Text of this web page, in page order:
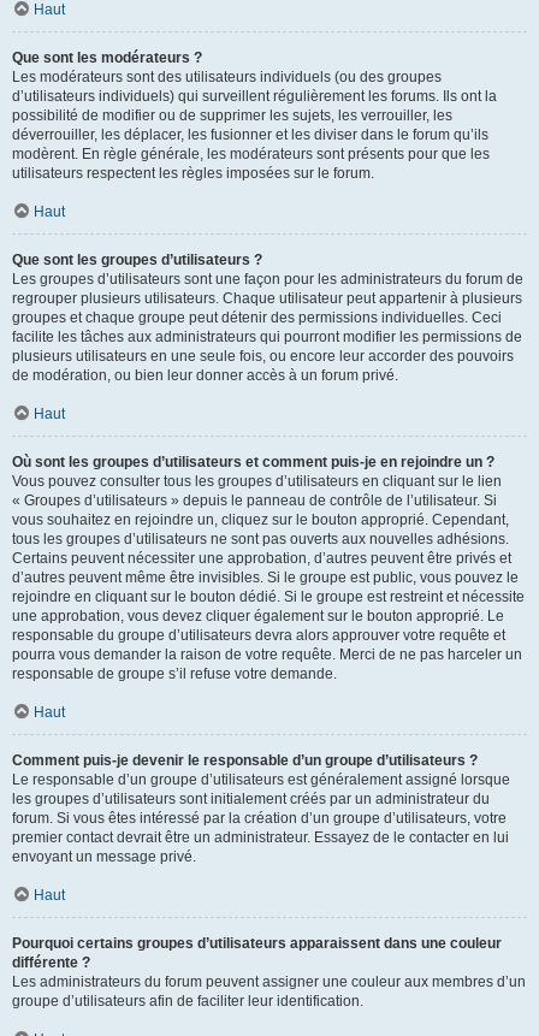
Haut
Que sont les modérateurs ?
Les modérateurs sont des utilisateurs individuels (ou des groupes
d’utilisateurs individuels) qui surveillent régulièrement les forums. Ils ont la
possibilité de modifier ou de supprimer les sujets, les verrouiller, les
déverrouiller, les déplacer, les fusionner et les diviser dans le forum qu’ils
modèrent. En règle générale, les modérateurs sont présents pour que les
utilisateurs respectent les règles imposées sur le forum.
Haut
Que sont les groupes d’utilisateurs ?
Les groupes d’utilisateurs sont une façon pour les administrateurs du forum de
regrouper plusieurs utilisateurs. Chaque utilisateur peut appartenir à plusieurs
groupes et chaque groupe peut détenir des permissions individuelles. Ceci
facilite les tâches aux administrateurs qui pourront modifier les permissions de
plusieurs utilisateurs en une seule fois, ou encore leur accorder des pouvoirs
de modération, ou bien leur donner accès à un forum privé.
Haut
Où sont les groupes d’utilisateurs et comment puis-je en rejoindre un ?
Vous pouvez consulter tous les groupes d’utilisateurs en cliquant sur le lien
« Groupes d’utilisateurs » depuis le panneau de contrôle de l’utilisateur. Si
vous souhaitez en rejoindre un, cliquez sur le bouton approprié. Cependant,
tous les groupes d’utilisateurs ne sont pas ouverts aux nouvelles adhésions.
Certains peuvent nécessiter une approbation, d’autres peuvent être privés et
d’autres peuvent même être invisibles. Si le groupe est public, vous pouvez le
rejoindre en cliquant sur le bouton dédié. Si le groupe est restreint et nécessite
une approbation, vous devez cliquer également sur le bouton approprié. Le
responsable du groupe d’utilisateurs devra alors approuver votre requête et
pourra vous demander la raison de votre requête. Merci de ne pas harceler un
responsable de groupe s’il refuse votre demande.
Haut
Comment puis-je devenir le responsable d’un groupe d’utilisateurs ?
Le responsable d’un groupe d’utilisateurs est généralement assigné lorsque
les groupes d’utilisateurs sont initialement créés par un administrateur du
forum. Si vous êtes intéressé par la création d’un groupe d’utilisateurs, votre
premier contact devrait être un administrateur. Essayez de le contacter en lui
envoyant un message privé.
Haut
Pourquoi certains groupes d’utilisateurs apparaissent dans une couleur
différente ?
Les administrateurs du forum peuvent assigner une couleur aux membres d’un
groupe d’utilisateurs afin de faciliter leur identification.